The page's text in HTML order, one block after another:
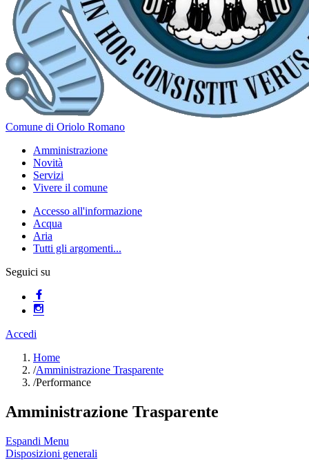
Comune di Oriolo Romano
Amministrazione
Novità
Servizi
Vivere il comune
Accesso all'informazione
Acqua
Aria
Tutti gli argomenti...
Seguici su
Accedi
Home
/Amministrazione Trasparente
/Performance
Amministrazione Trasparente
Espandi Menu
Disposizioni generali